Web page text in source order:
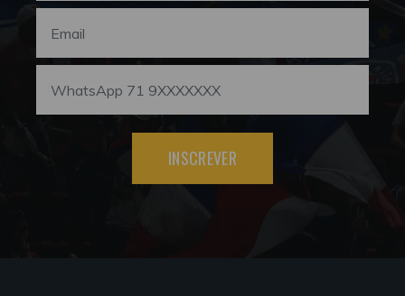
INSCREVER